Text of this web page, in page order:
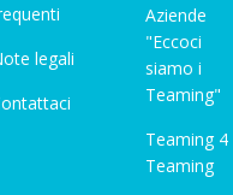
legali
Aziende
"Eccoci
siamo i
Teaming"
Teaming 4
Teaming